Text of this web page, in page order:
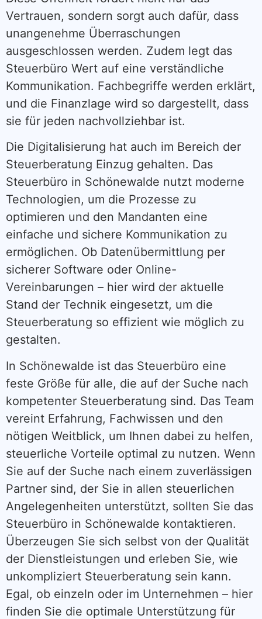
Vertrauen, sondern sorgt auch dafür, dass
unangenehme Überraschungen
ausgeschlossen werden. Zudem legt das
Steuerbüro Wert auf eine verständliche
Kommunikation. Fachbegriffe werden erklärt,
und die Finanzlage wird so dargestellt, dass
sie für jeden nachvollziehbar ist.
Die Digitalisierung hat auch im Bereich der
Steuerberatung Einzug gehalten. Das
Steuerbüro in Schönewalde nutzt moderne
Technologien, um die Prozesse zu
optimieren und den Mandanten eine
einfache und sichere Kommunikation zu
ermöglichen. Ob Datenübermittlung per
sicherer Software oder Online-
Vereinbarungen – hier wird der aktuelle
Stand der Technik eingesetzt, um die
Steuerberatung so effizient wie möglich zu
gestalten.
In Schönewalde ist das Steuerbüro eine
feste Größe für alle, die auf der Suche nach
kompetenter Steuerberatung sind. Das Team
vereint Erfahrung, Fachwissen und den
nötigen Weitblick, um Ihnen dabei zu helfen,
steuerliche Vorteile optimal zu nutzen. Wenn
Sie auf der Suche nach einem zuverlässigen
Partner sind, der Sie in allen steuerlichen
Angelegenheiten unterstützt, sollten Sie das
Steuerbüro in Schönewalde kontaktieren.
Überzeugen Sie sich selbst von der Qualität
der Dienstleistungen und erleben Sie, wie
unkompliziert Steuerberatung sein kann.
Egal, ob einzeln oder im Unternehmen – hier
finden Sie die optimale Unterstützung für